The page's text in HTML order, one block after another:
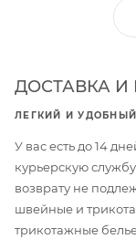
ДОСТАВКА И
ЛЕГКИЙ И
У вас есть до 14
курьерскую
возврату не
швейные и
трикотажные